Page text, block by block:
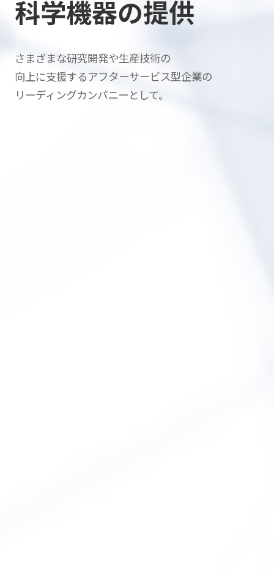
科学機器の提供
さまざまな研究開発や生産技術の
向上に支援するアフターサービス型企業の
リーディングカンパニーとして。